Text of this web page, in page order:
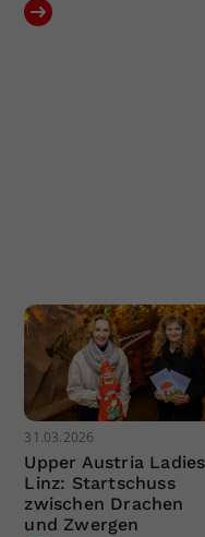
31.03.2026
Upper Austria Ladies
Linz: Startschuss
zwischen Drachen
und Zwergen